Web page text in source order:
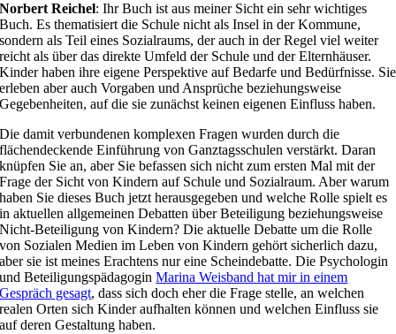
Norbert Reichel: Ihr Buch ist aus meiner Sicht ein sehr wichtiges
Buch. Es thematisiert die Schule nicht als Insel in der Kommune,
sondern als Teil eines Sozialraums, der auch in der Regel viel weiter
reicht als über das direkte Umfeld der Schule und der Elternhäuser.
Kinder haben ihre eigene Perspektive auf Bedarfe und Bedürfnisse. Sie
erleben aber auch Vorgaben und Ansprüche beziehungsweise
Gegebenheiten, auf die sie zunächst keinen eigenen Einfluss haben.
Die damit verbundenen komplexen Fragen wurden durch die
flächendeckende Einführung von Ganztagsschulen verstärkt. Daran
knüpfen Sie an, aber Sie befassen sich nicht zum ersten Mal mit der
Frage der Sicht von Kindern auf Schule und Sozialraum. Aber warum
haben Sie dieses Buch jetzt herausgegeben und welche Rolle spielt es
in aktuellen allgemeinen Debatten über Beteiligung beziehungsweise
Nicht-Beteiligung von Kindern? Die aktuelle Debatte um die Rolle
von Sozialen Medien im Leben von Kindern gehört sicherlich dazu,
aber sie ist meines Erachtens nur eine Scheindebatte. Die Psychologin
und BeteiligungspädagoginMarina Weisband hat mir in einem
Gespräch gesagt, dass sich doch eher die Frage stelle, an welchen
realen Orten sich Kinder aufhalten können und welchen Einfluss sie
auf deren Gestaltung haben.